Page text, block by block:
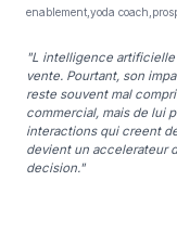
enablement,yoda
"L intelligence artificielle
vente. Pourtant, son
reste souvent mal
commercial, mais de lui
interactions qui creent
devient un accelerateur
decision."